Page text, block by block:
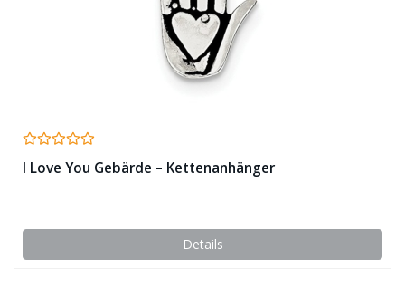
I Love You Gebärde – Kettenanhänger
Details